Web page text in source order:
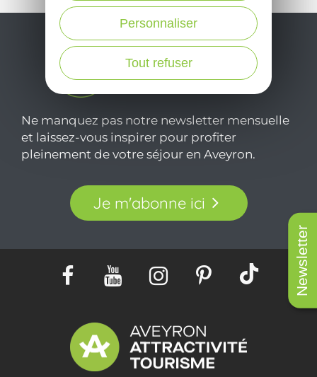
Newsletter
Ne manquez pas notre newsletter mensuelle
et laissez-vous inspirer pour profiter
pleinement de votre séjour en Aveyron.
Je m'abonne ici
Tout refuser
Personnaliser